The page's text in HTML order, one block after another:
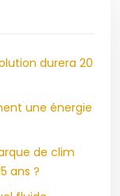
durera 20
une énergie
de clim
ans ?